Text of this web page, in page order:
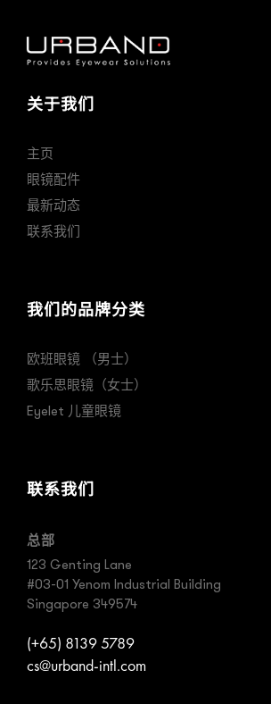
关于我们
主页
眼镜配件
最新动态
联系我们
我们的品牌分类
欧班眼镜 （男士）
歌乐思眼镜（女士）
Eyelet 儿童眼镜
联系我们
总部
123 Genting Lane
#03-01 Yenom Industrial Building
Singapore 349574
(+65) 8139 5789
cs@urband-intl.com